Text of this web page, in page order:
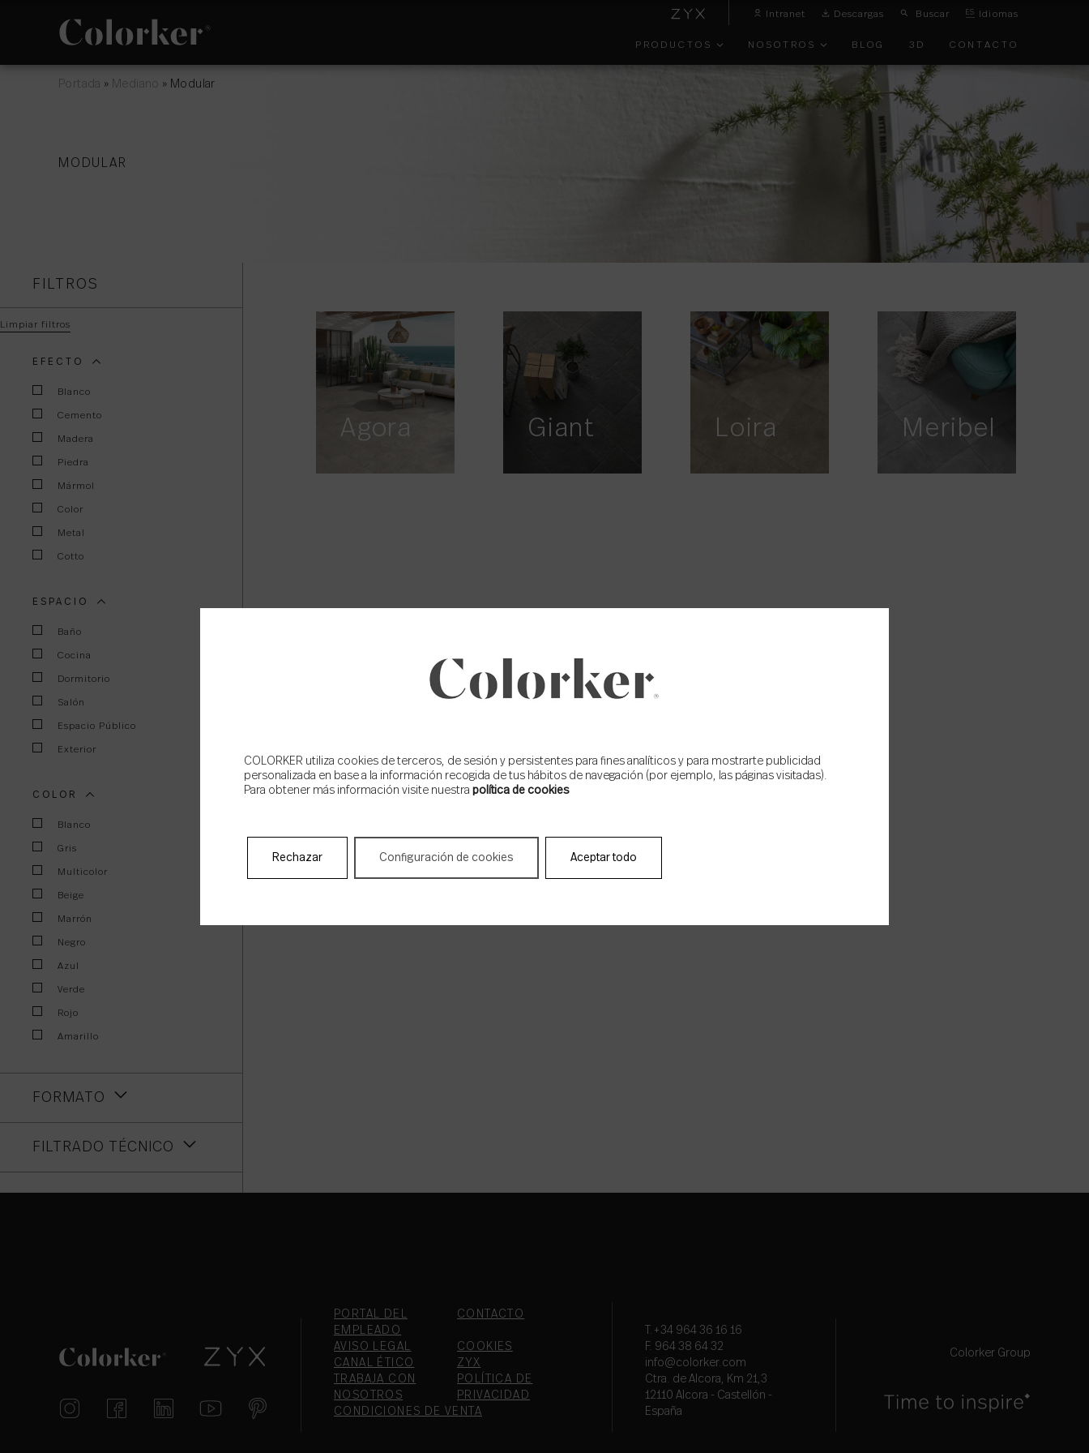
Intranet Descargas Buscar ES Idiomas
PRODUCTOS NOSOTROS
VANGUARDIA
BLOG 3D CONTACTO
Portada » Mediano » Modular
MODULAR
FILTROS
Limpiar filtros
EFECTO
Blanco
Cemento
Madera
Piedra
Mármol
Color
Metal
Cotto
ESPACIO
Baño
Cocina
Dormitorio
Salón
Espacio Público
Exterior
COLOR
Blanco
Gris
Multicolor
Beige
Marrón
Negro
Azul
Verde
Rojo
Amarillo
FORMATO
FILTRADO TÉCNICO
Agora Giant Loira Meribel
PORTAL DEL
EMPLEADO
CONTACTO
AVISO LEGAL
COOKIES
CANAL ÉTICO
ZYX
TRABAJA CON
NOSOTROS
POLÍTICA DE
PRIVACIDAD
CONDICIONES DE VENTA
T.+34 964 36 16 16
F. 964 38 64 32
info@colorker.com
Ctra. de Alcora, Km 21,3
12110 Alcora - Castellón -
España
Colorker Group
COLORKER utiliza cookies de terceros, de sesión y persistentes para fines analíticos y para mostrarte publicidad
personalizada en base a la información recogida de tus hábitos de navegación (por ejemplo, las páginas visitadas).
Para obtener más información visite nuestra política de cookies
Aceptar todo
Rechazar Configuración de cookies